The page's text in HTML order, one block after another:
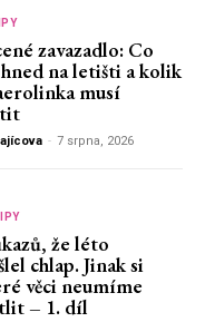
zavazadlo: Co
na letišti a kolik
musí
- 7 srpna, 2026
že léto
chlap. Jinak si
věci neumíme
– 1. díl